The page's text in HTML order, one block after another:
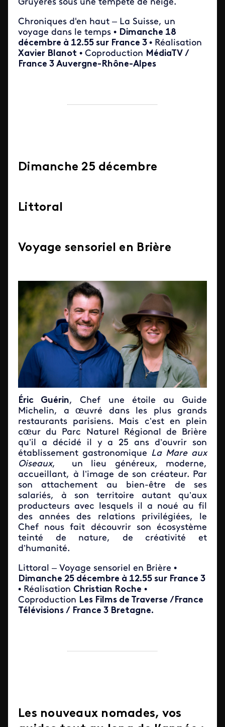
Gruyères sous une tempête de neige.
Chroniques d'en haut – La Suisse, un
voyage dans le temps • Dimanche 18
décembre à 12.55 sur France 3 • Réalisation
Xavier Blanot • Coproduction MédiaTV /
France 3 Auvergne-Rhône-Alpes
Dimanche 25 décembre
Littoral
Voyage sensoriel en Brière
Éric Guérin, Chef une étoile au Guide
Michelin, a œuvré dans les plus grands
restaurants parisiens. Mais c’est en plein
cœur du Parc Naturel Régional de Brière
qu’il a décidé il y a 25 ans d’ouvrir son
établissement gastronomique La Mare aux
Oiseaux, un lieu généreux, moderne,
accueillant, à l’image de son créateur. Par
son attachement au bien-être de ses
salariés, à son territoire autant qu’aux
producteurs avec lesquels il a noué au fil
des années des relations privilégiées, le
Chef nous fait découvrir son écosystème
teinté de nature, de créativité et
d’humanité.
Littoral – Voyage sensoriel en Brière •
Dimanche 25 décembre à 12.55 sur France 3
• Réalisation Christian Roche •
Coproduction Les Films de Traverse /France
Télévisions / France 3 Bretagne.
Les nouveaux nomades, vos